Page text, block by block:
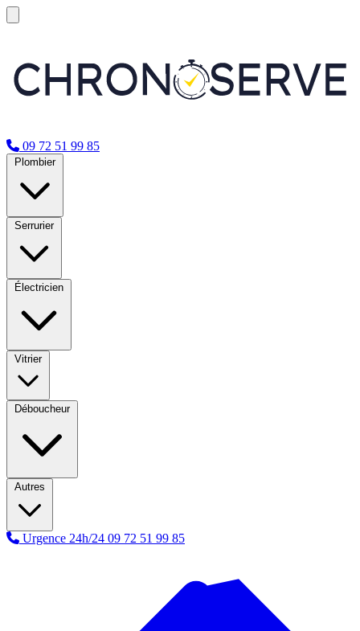
09 72 51 99 85
Plombier
Serrurier
Électricien
Vitrier
Déboucheur
Autres
Urgence 24h/24 09 72 51 99 85